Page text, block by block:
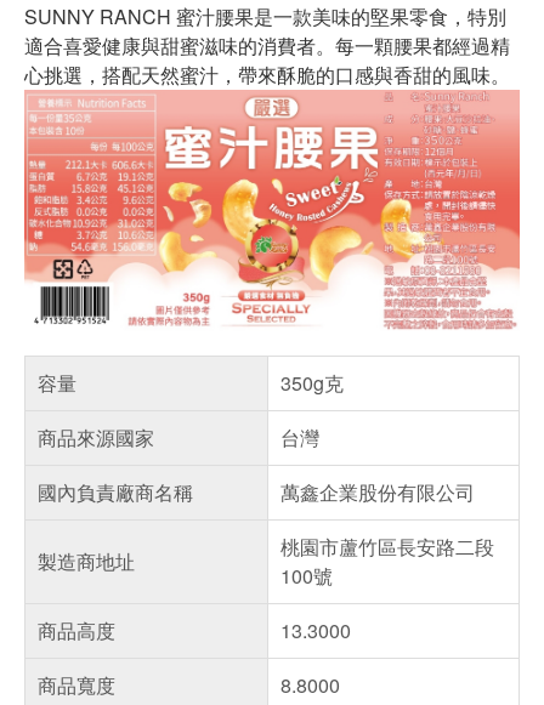
SUNNY RANCH 蜜汁腰果是一款美味的堅果零食，特別
適合喜愛健康與甜蜜滋味的消費者。每一顆腰果都經過精
心挑選，搭配天然蜜汁，帶來酥脆的口感與香甜的風味。
容量
350g克
商品來源國家
台灣
國內負責廠商名稱
萬鑫企業股份有限公司
製造商地址
桃園市蘆竹區長安路二段
100號
商品高度
13.3000
商品寬度
8.8000